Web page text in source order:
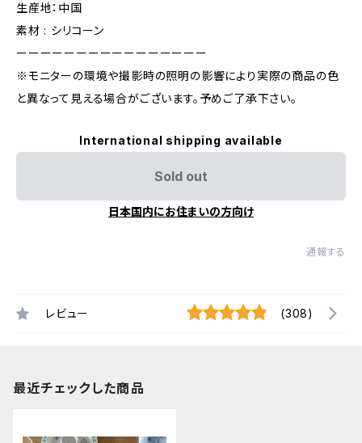
生産地：中国
素材 : シリコーン
ーーーーーーーーーーーーーーーー
※モニターの環境や撮影時の照明の影響により実際の商品の色
と異なって見える場合がございます。予めご了承下さい。
International shipping available
Sold out
日本国内にお住まいの方向け
通報する
レビュー (308)
最近チェックした商品